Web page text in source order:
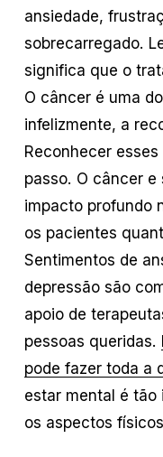
ansiedade,
sobrecarregado.
significa que o
O câncer é uma
infelizmente, a
Reconhecer
passo. O câncer
impacto profundo
os pacientes
Sentimentos de
depressão são
apoio de
pessoas queridas.
pode fazer toda a
estar mental é
os aspectos